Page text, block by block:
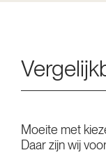
Moeite met
Daar zijn wij